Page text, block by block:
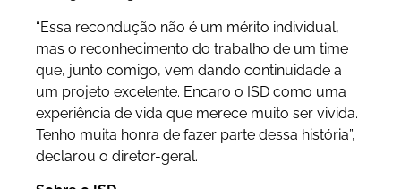
“Essa recondução não é um mérito individual,
mas o reconhecimento do trabalho de um time
que, junto comigo, vem dando continuidade a
um projeto excelente. Encaro o ISD como uma
experiência de vida que merece muito ser vivida.
Tenho muita honra de fazer parte dessa história”,
declarou o diretor-geral.